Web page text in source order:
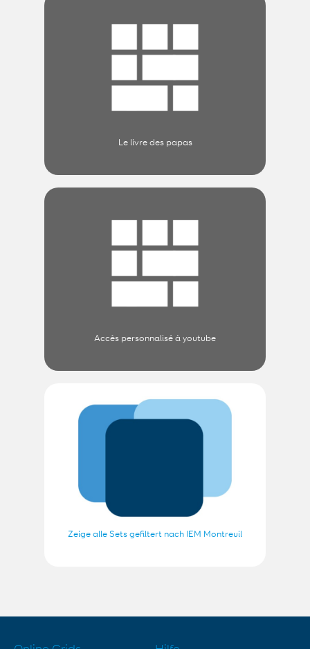
Le livre des papas
Accès personnalisé à youtube
Zeige alle Sets gefiltert nach IEM Montreuil